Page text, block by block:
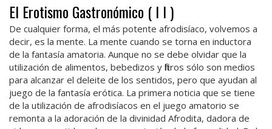
El Erotismo Gastronómico ( I I )
De cualquier forma, el más potente afrodisíaco, volvemos a
decir, es la mente. La mente cuando se torna en inductora
de la fantasía amatoria. Aunque no se debe olvidar que la
utilización de alimentos, bebedizos y filtros sólo son medios
para alcanzar el deleite de los sentidos, pero que ayudan al
juego de la fantasía erótica. La primera noticia que se tiene
de la utilización de afrodisíacos en el juego amatorio se
remonta a la adoración de la divinidad Afrodita, dadora de